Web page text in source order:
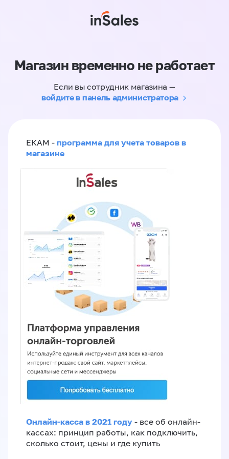
Магазин временно не работает
Если вы сотрудник магазина —
войдите в панель администратора
ЕКАМ - программа для учета товаров в
магазине
Онлайн-касса в 2021 году - все об онлайн-
кассах: принцип работы, как подключить,
сколько стоит, цены и где купить